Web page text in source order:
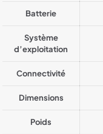
Batterie
Système
d’exploitation
Connectivité
Dimensions
Poids